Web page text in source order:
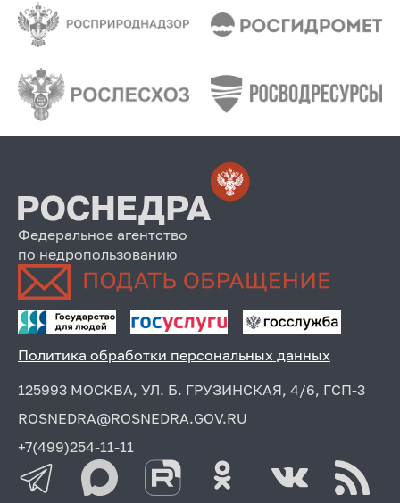
Федеральное агентство
по недропользованию
Политика обработки персональных данных
125993 МОСКВА, УЛ. Б. ГРУЗИНСКАЯ, 4/6, ГСП-3
ROSNEDRA@ROSNEDRA.GOV.RU
+7(499)254-11-11